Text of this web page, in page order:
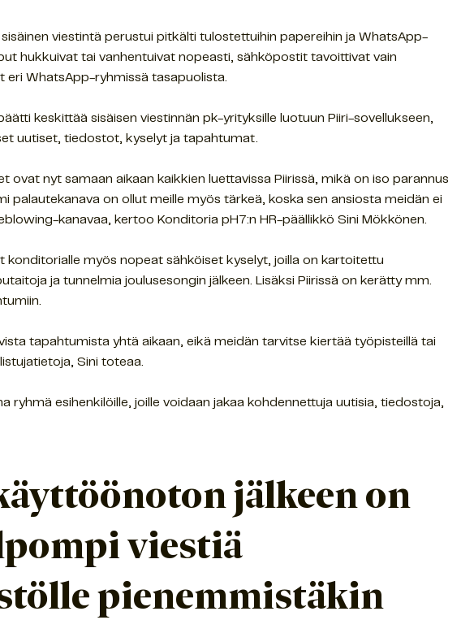
sisäinen viestintä perustui pitkälti tulostettuihin papereihin ja WhatsApp-
hukkuivat tai vanhentuivat nopeasti, sähköpostit tavoittivat vain
eri WhatsApp-ryhmissä tasapuolista.
keskittää sisäisen viestinnän pk-yrityksille luotuun Piiri-sovellukseen,
uutiset, tiedostot, kyselyt ja tapahtumat.
ovat nyt samaan aikaan kaikkien luettavissa Piirissä, mikä on iso parannus
palautekanava on ollut meille myös tärkeä, koska sen ansiosta meidän ei
kanavaa, kertoo Konditoria pH7:n HR-päällikkö Sini Mökkönen.
konditorialle myös nopeat sähköiset kyselyt, joilla on kartoitettu
ja tunnelmia joulusesongin jälkeen. Lisäksi Piirissä on kerätty mm.
tapahtumista yhtä aikaan, eikä meidän tarvitse kiertää työpisteillä tai
Sini toteaa.
ryhmä esihenkilöille, joille voidaan jakaa kohdennettuja uutisia, tiedostoja,
jälkeen on
viestiä
pienemmistäkin